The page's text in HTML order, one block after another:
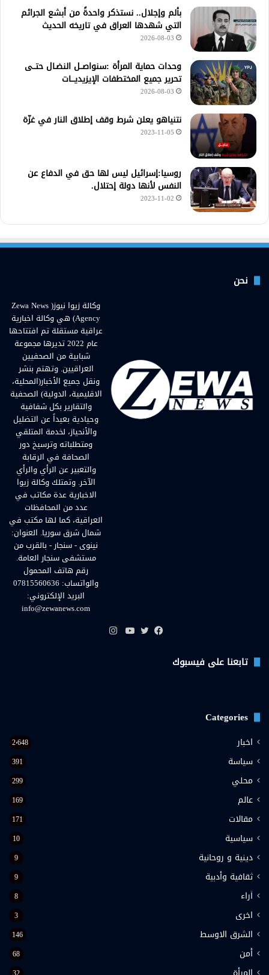
بألم وإجلال.. نستذكر واحدةً من أبشع الجرائم
التي شهدها العراق في تاريخه الحديث
2026-08-03
وحدات حماية المرأة :سنواصــل النضـال حتــى
تحرير جميع المختطفات الإيزيديـــات
2026-08-03
نتنياهو يعلن شرط وقف إطلاق النار في غزّة
2023-11-05
روسيا:إسرائيل ليس لها حق في الدفاع عن
النفس لأنها دولة إحتلال.
2023-11-02
نحن
وكالة زيوا نيوز( Zewa News
Agency) هي وكالة اخبارية
عراقية مستقلة تم افتتاحها
عام 2022 تديرها مجموعة
شبابية من الصحفيين
العراقيين. وتهتم بنشر
ونقل جميع الأخبار(المحلية،
الاقليمية، الدولية) الصحفية
والتقارير بكل شفافية
وحيادية بعيداً عن التضليل
والأنحياز، لخدمة المتلقي
ومتطلباته وترسيخ دور
الصحافة في الرقابة
والتعبير عن الرأي والرأي
الآخر. وتمتلك وكالة زيوا
الاخبارية عدة مكاتب في
عدد من المحافظات
العراقية، كما لها مكتب في
شمال شرق سوريا. العنوان:
نينوى - سنجار - بالقرب من
مستشفى سنجار العامة.
رقم هاتف المحمول
والواتساب: 07815560636
البريد الإلكتروني:
info@zewanews.com
تابعنا على فيسبوك
Categories
اخبار 2٬648
سياسة 391
محلي 299
عالم 169
مقالات 171
سياسية 10
دينية و روحانية 9
ثقافية وأدبية 9
اَراء 8
اخرى 3
الشرق الاوسط 146
أمن 68